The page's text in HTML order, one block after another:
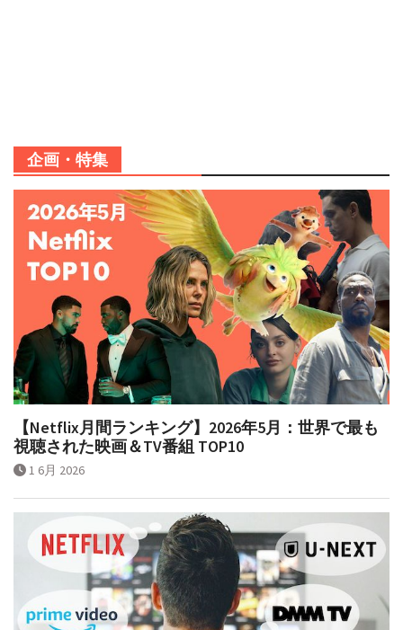
企画・特集
【Netflix月間ランキング】2026年5月：世界で最も
視聴された映画＆TV番組 TOP10
1 6月 2026